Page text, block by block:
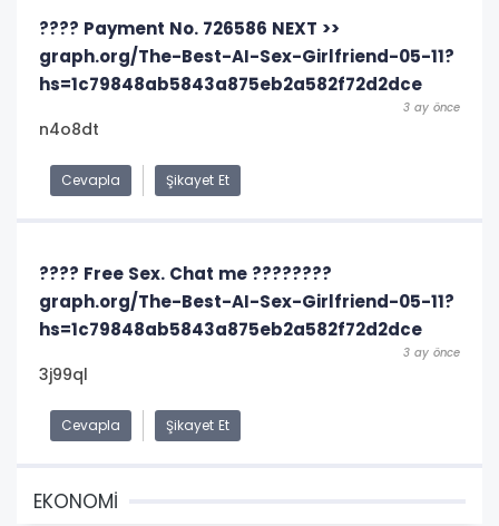
???? Payment No. 726586 NEXT >>
graph.org/The-Best-AI-Sex-Girlfriend-05-11?
hs=1c79848ab5843a875eb2a582f72d2dce
3 ay önce
n4o8dt
Cevapla Şikayet Et
???? Free Sex. Chat me ????????
graph.org/The-Best-AI-Sex-Girlfriend-05-11?
hs=1c79848ab5843a875eb2a582f72d2dce
3 ay önce
3j99ql
Cevapla Şikayet Et
EKONOMİ